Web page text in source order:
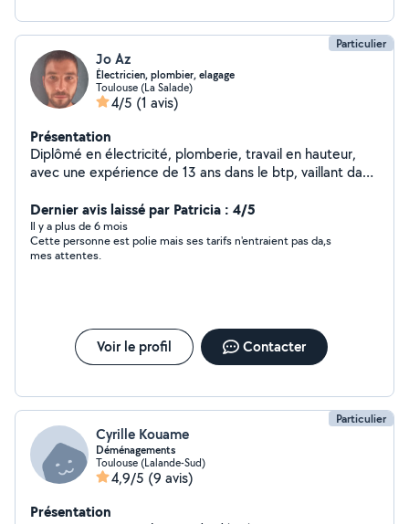
Particulier
Jo Az
Électricien, plombier, elagage
Toulouse (La Salade)
4/5 (1 avis)
Présentation
Diplômé en électricité, plomberie, travail en hauteur,
avec une expérience de 13 ans dans le btp, vaillant dans
liés à ces domaines, je propose aussi des travaux pour
arranger votre jardin, couper des haies, tondre la
pelouse, montage de meubles, tout ce qui touche à la
manutention
Dernier avis laissé par Patricia : 4/5
Il y a plus de 6 mois
Cette personne est polie mais ses tarifs n'entraient pas da,s
mes attentes.
Voir le profil Contacter
Particulier
Cyrille Kouame
Déménagements
Toulouse (Lalande-Sud)
4,9/5 (9 avis)
Présentation